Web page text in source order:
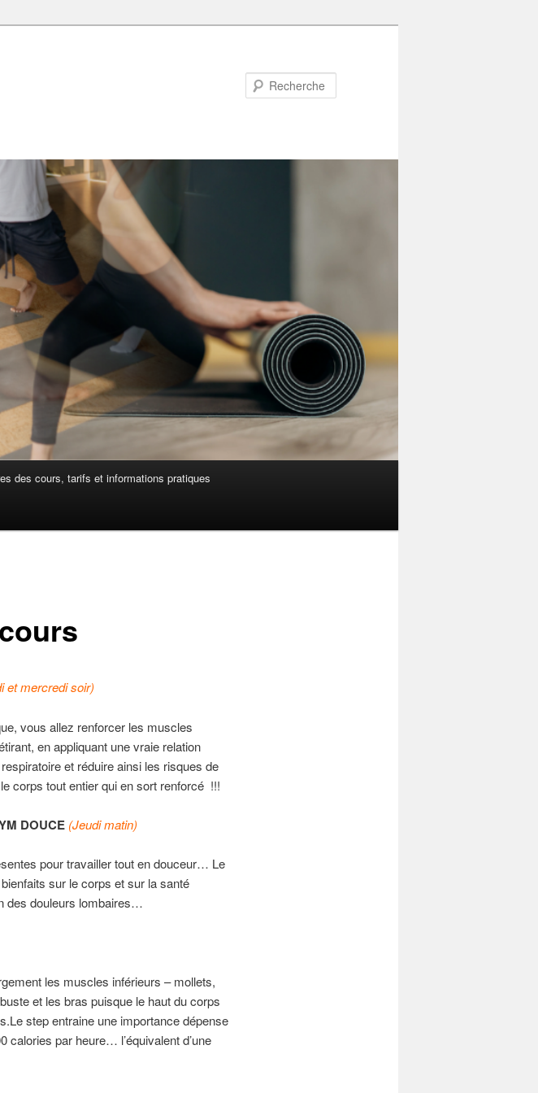
des cours, tarifs et informations pratiques
et mercredi soir)
vous allez renforcer les muscles
en appliquant une vraie relation
et réduire ainsi les risques de
corps tout entier qui en sort renforcé !!!
DOUCE (Jeudi matin)
pour travailler tout en douceur… Le
sur le corps et sur la santé
des douleurs lombaires…
les muscles inférieurs – mollets,
et les bras puisque le haut du corps
step entraine une importance dépense
calories par heure… l’équivalent d’une